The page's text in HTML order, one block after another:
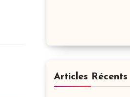
Articles Récents